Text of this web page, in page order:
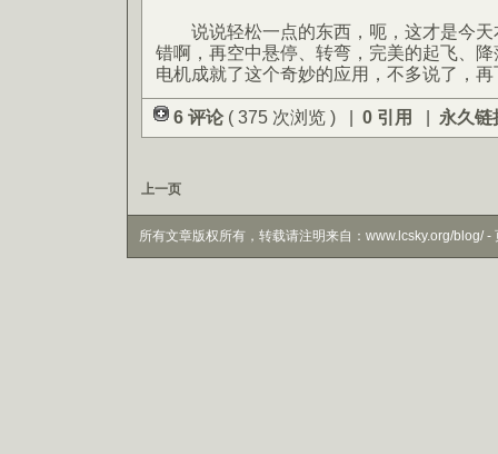
说说轻松一点的东西，呃，这才是今
错啊，再空中悬停、转弯，完美的起飞、
电机成就了这个奇妙的应用，不多说了，
6 评论 ( 375 次浏览 ) | 0 引用 | 永久链
上一页
所有文章版权所有，转载请注明来自：www.lcsky.org/blog/